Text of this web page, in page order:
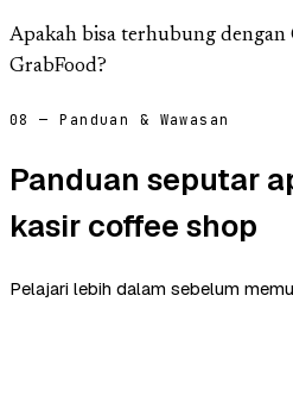
Apakah bisa terhubung dengan
GrabFood?
08 — Panduan & Wawasan
Panduan seputar
kasir coffee shop
Pelajari lebih dalam sebelum